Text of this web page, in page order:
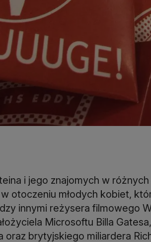
i jego znajomych w
otoczeniu młodych kobiet,
innymi reżysera filmowego
Microsoftu Billa
oraz brytyjskiego miliardera